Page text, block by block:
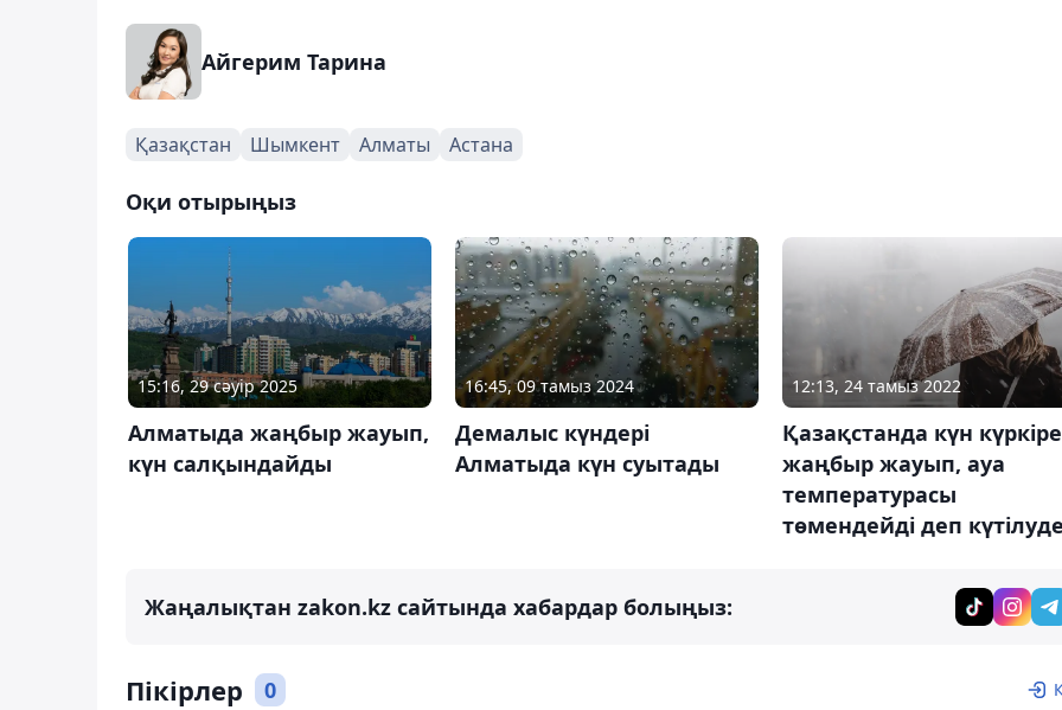
Айгерим Тарина
Қазақстан Шымкент Алматы Астана
Оқи отырыңыз
15:16, 29 сәуір 2025
Алматыда жаңбыр жауып,
күн салқындайды
16:45, 09 тамыз 2024
Демалыс күндері
Алматыда күн суытады
12:13, 24 тамыз 2022
Қазақстанда күн
жаңбыр жауып, ауа
температурасы
төмендейді деп
Жаңалықтан zakon.kz сайтында хабардар болыңыз:
Пікірлер 0